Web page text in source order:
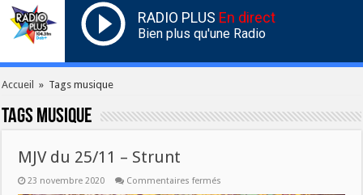
RADIO PLUS En direct
Bien plus qu'une Radio
Accueil » Tags musique
Tags musique
MJV du 25/11 – Strunt
23 novembre 2020 Commentaires fermés